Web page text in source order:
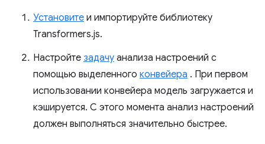
Установите и импортируйте библиотеку
Transformers.js.
Настройте задачу анализа настроений с
помощью выделенного конвейера . При первом
использовании конвейера модель загружается и
кэшируется. С этого момента анализ настроений
должен выполняться значительно быстрее.